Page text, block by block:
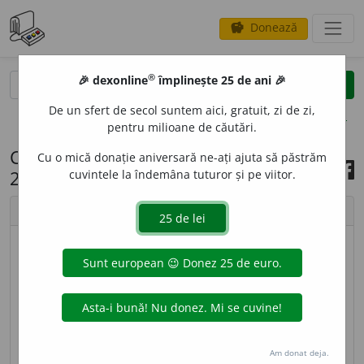
savings Donează
opțiuni
Cuvântul zilei, 4 septembrie
2025
imagine ©Andrea Homorodean
ERPETOLOGI E s. f.Parte a științelor naturii care se
ocupă cu studierea reptilelor. – Dinfr.erpétologie.
LauraGellner
🎉 dexonline® împlinește 25 de ani 🎉
De un sfert de secol suntem aici, gratuit, zi de zi,
pentru milioane de căutări.
Cu o mică donație aniversară ne-ați ajuta să păstrăm
cuvintele la îndemâna tuturor și pe viitor.
Am donat deja.